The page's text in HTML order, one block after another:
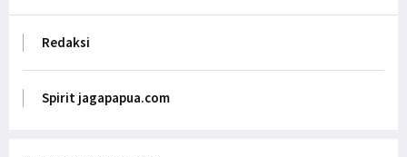
ASN, Ungkap DR. Filep Wamafma pada Mendagri
di DPD RI
Redaksi
Spirit jagapapua.com